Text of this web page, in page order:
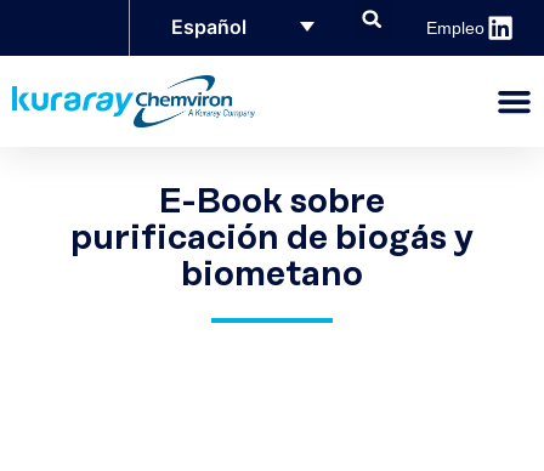
Empleo
Español
E-Book sobre
purificación de biogás y
biometano